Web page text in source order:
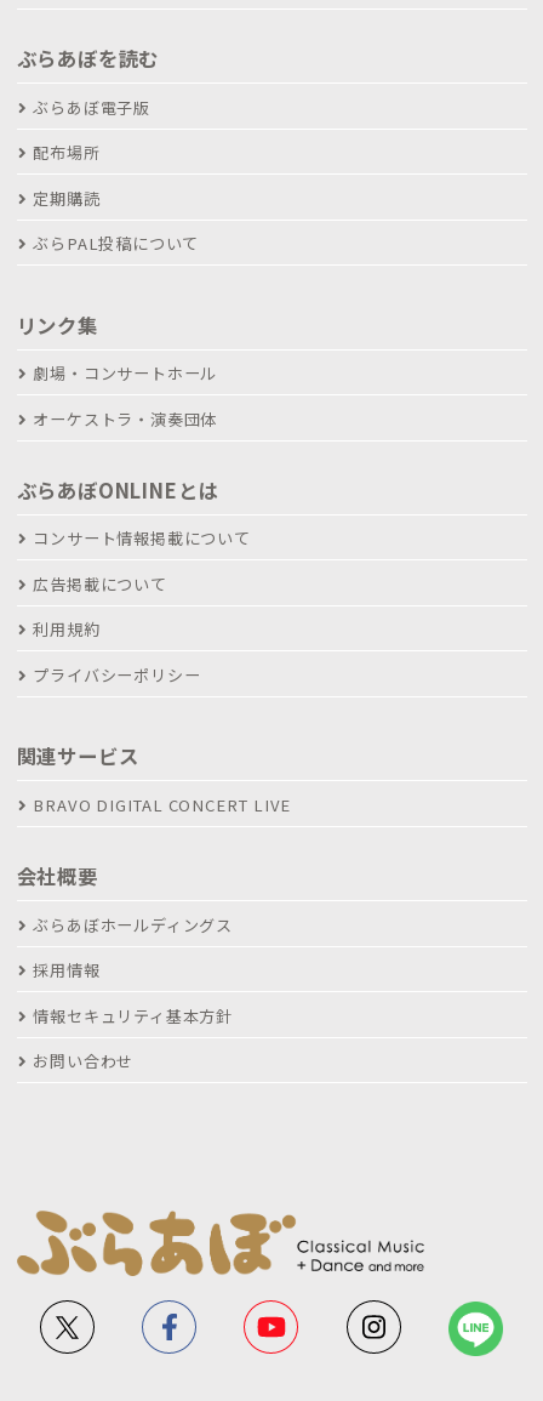
ぶらあぼを読む
ぶらあぼ電子版
配布場所
定期購読
ぶらPAL投稿について
リンク集
劇場・コンサートホール
オーケストラ・演奏団体
ぶらあぼONLINEとは
コンサート情報掲載について
広告掲載について
利用規約
プライバシーポリシー
関連サービス
BRAVO DIGITAL CONCERT LIVE
会社概要
ぶらあぼホールディングス
採用情報
情報セキュリティ基本方針
お問い合わせ